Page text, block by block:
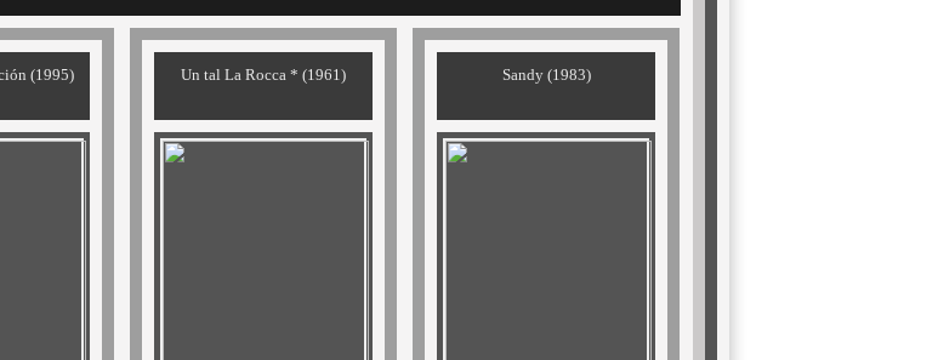
(1995) Un tal La Rocca * (1961) Sandy (1983)